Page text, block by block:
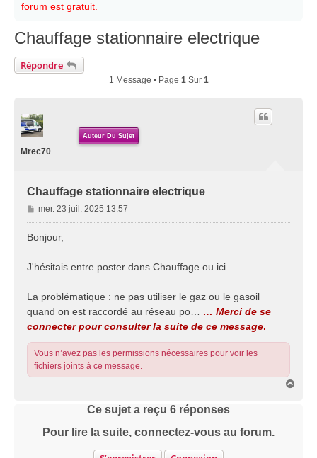
forum est gratuit.
Chauffage stationnaire electrique
Répondre
1 Message • Page 1Sur 1
Auteur Du Sujet
Mrec70
Chauffage stationnaire electrique
M
e
g
mer. 23 juil. 2025 13:57
Bonjour,
J'hésitais entre poster dans Chauffage ou ici ...
La problématique : ne pas utiliser le gaz ou le gasoil
quand on est raccordé au réseau po…
… Merci de se
connecter pour consulter la suite de ce message.
Vous n’avez pas les permissions nécessaires pour voir les
fichiers joints à ce message.
Ce sujet a reçu 6 réponses
Pour lire la suite, connectez-vous au forum.